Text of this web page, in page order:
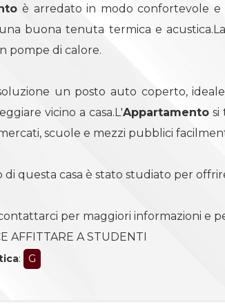
è arredato in modo confortevole
buona tenuta termica e
pompe di calore.
un posto auto coperto,
vicino a casa.L'Appartamento si
scuole e mezzi pubblici
questa casa è stato studiato per
per maggiori informazioni e
AFFITTARE A STUDENTI
: G